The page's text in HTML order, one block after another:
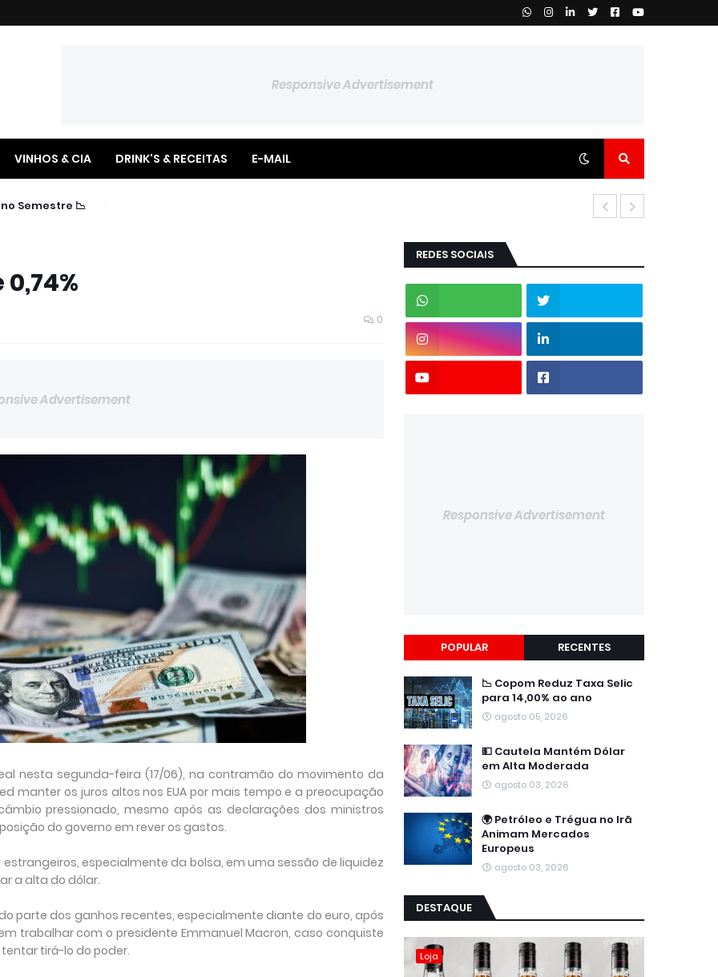
Responsive Advertisement
VINHOS & CIA DRINK'S & RECEITAS E-MAIL
📉 Poupança Registra Saldo Negativo no Semestre
0
Advertisement
nesta segunda-feira (17/06), na contramão do movimento da
manter os juros altos nos EUA por mais tempo e a preocupação
pressionado, mesmo após as declarações dos ministros
do governo em rever os gastos.
especialmente da bolsa, em uma sessão de liquidez
a alta do dólar.
parte dos ganhos recentes, especialmente diante do euro, após
trabalhar com o presidente Emmanuel Macron, caso conquiste
tirá-lo do poder.
REDES SOCIAIS
Responsive Advertisement
POPULAR RECENTES
📉 Copom Reduz Taxa Selic
para 14,00% ao ano
agosto 05, 2026
💵 Cautela Mantém Dólar
em Alta Moderada
agosto 03, 2026
🌍 Petróleo e Trégua no Irã
Animam Mercados
Europeus
agosto 03, 2026
DESTAQUE
Loja